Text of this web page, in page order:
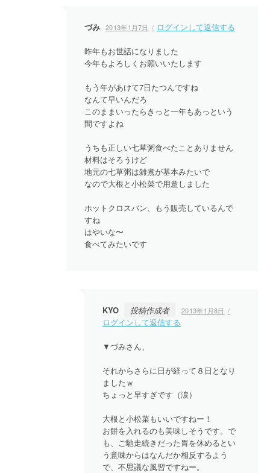
づみ 2013年1月7日 ログインして返信する
昨年もお世話になりました
今年もよろしくお願いいたします
もう年があけて7日たつんですね
なんて早いんだろ
このままいったらきっと一年もあっという
間ですよね
うちも正しい七草粥食べたことありません
材料はそろうけど
地元の七草粥は雑煮が基本みたいで
なので大根と小松菜で用意しました
ホットクロスバン、もう販売しているんで
すね
はやいな〜
食べてみたいです
KYO 投稿作成者 2013年1月8日
ログインして返信する
▼づみさん、
それからさらに日が経って８日となり
ましたｗ
ちょっと早すぎです（涙）
大根と小松菜もいいですねー！
お餅を入れるのも美味しそうです。で
も、ご馳走続きだった胃を休めるとい
う意味からはなんだか相反するよう
で、不思議な風習ですねー。